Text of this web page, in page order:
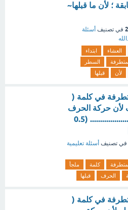
؛ لأن ما قبلها~
في تصنيف أسئلة
العشاء
ابتداء
السطر
لأن قبلها
في كلمة (
لأن حركة الحرف
الذي قبلها ............................ (0.5
في تصنيف أسئلة تعليمية
كلمة
ملجأ
الحرف قبلها
في كلمة (